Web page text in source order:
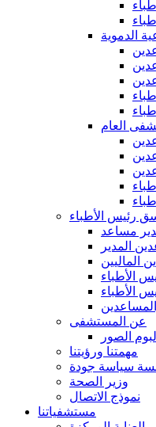
الدموية
العام
رئيس الأطباء
مساعد
المدير
الماليين
الأطباء
الأطباء
عن المستشفى
ألبوم الصور
مهمتنا ورؤيتنا
سياسة جودة
وزير الصحة
نموذج الاتصال
مستشفياتنا